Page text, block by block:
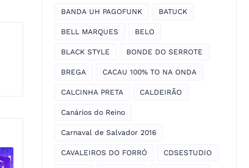
BANDA UH PAGOFUNK BATUCK
BELL MARQUES BELO
BLACK STYLE BONDE DO SERROTE
BREGA CACAU 100% TO NA ONDA
CALCINHA PRETA CALDEIRÃO
Canários do Reino
Carnaval de Salvador 2016
CAVALEIROS DO FORRÓ CDSESTUDIO